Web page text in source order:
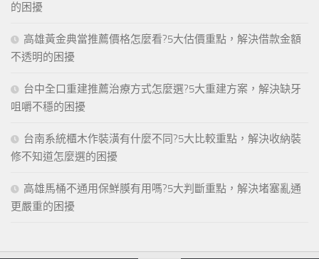
的困擾
高雄黃金典當推薦價格怎麼看?5大估價重點，解決借款金額
不透明的困擾
台中全口重建推薦治療方式怎麼選?5大重建方案，解決缺牙
咀嚼不穩的困擾
台南系統櫃木作裝潢有什麼不同?5大比較重點，解決收納裝
修不知道怎麼選的困擾
高雄馬桶不通用保鮮膜有用嗎?5大判斷重點，解決堵塞亂通
更嚴重的困擾